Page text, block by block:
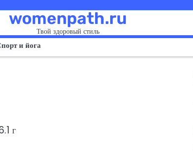
womenpath.ru
Твой здоровый стиль
и йога
г